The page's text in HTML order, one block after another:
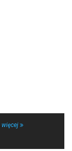
więcej